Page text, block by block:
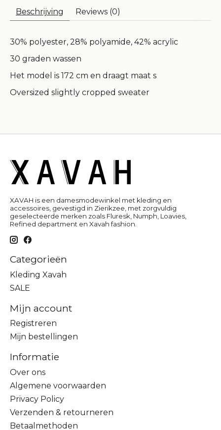
Beschrijving Reviews (0)
30% polyester, 28% polyamide, 42% acrylic
30 graden wassen
Het model is 172 cm en draagt maat s
Oversized slightly cropped sweater
XAVAH is een damesmodewinkel met kleding en
accessoires, gevestigd in Zierikzee, met zorgvuldig
geselecteerde merken zoals Fluresk, Numph, Loavies,
Refined department en Xavah fashion.
Categorieën
Kleding Xavah
SALE
Mijn account
Registreren
Mijn bestellingen
Informatie
Over ons
Algemene voorwaarden
Privacy Policy
Verzenden & retourneren
Betaalmethoden